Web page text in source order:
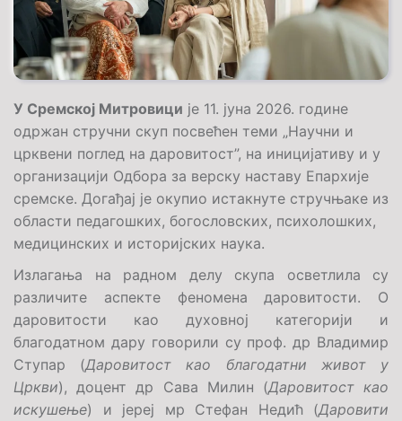
У Сремској Митровици је 11. јуна 2026. године
одржан стручни скуп посвећен теми „Научни и
црквени поглед на даровитост”, на иницијативу и у
организацији Одбора за верску наставу Епархије
сремске. Догађај је окупио истакнуте стручњаке из
области педагошких, богословских, психолошких,
медицинских и историјских наука.
Излагања на радном делу скупа осветлила су
различите аспекте феномена даровитости. О
даровитости као духовној категорији и
благодатном дару говорили су проф. др Владимир
Ступар (Даровитост као благодатни живот у
Цркви), доцент др Сава Милин (Даровитост као
искушење) и јереј мр Стефан Недић (Даровити